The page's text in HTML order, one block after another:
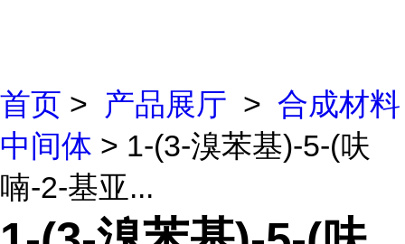
首页 > 产品展厅 > 合成材料
中间体 > 1-(3-溴苯基)-5-(呋
喃-2-基亚...